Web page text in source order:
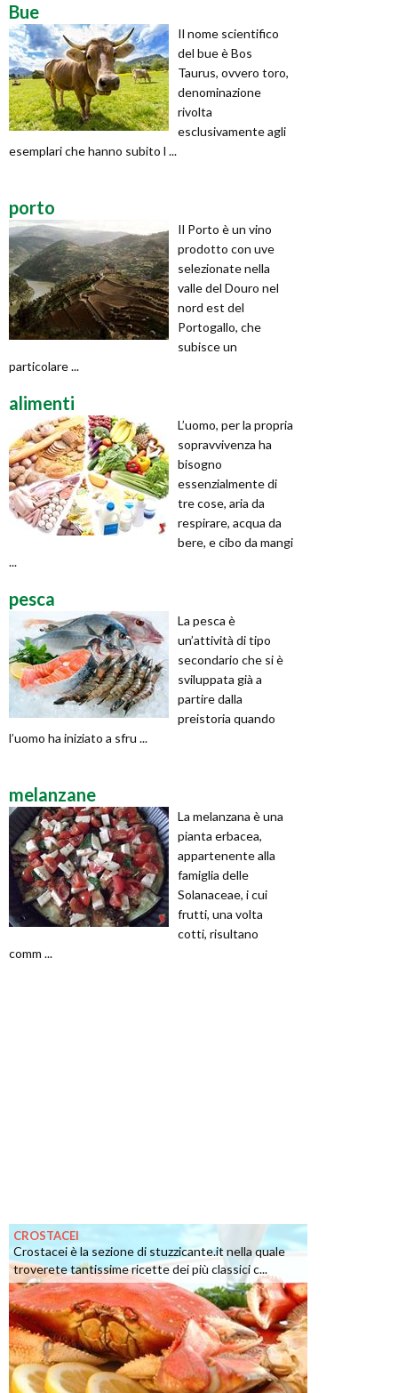
Bue
Il nome scientifico
del bue è Bos
Taurus, ovvero toro,
denominazione
rivolta
esclusivamente agli
esemplari che hanno subito l ...
porto
Il Porto è un vino
prodotto con uve
selezionate nella
valle del Douro nel
nord est del
Portogallo, che
subisce un
particolare ...
alimenti
L’uomo, per la propria
sopravvivenza ha
bisogno
essenzialmente di
tre cose, aria da
respirare, acqua da
bere, e cibo da mangi
...
pesca
La pesca è
un’attività di tipo
secondario che si è
sviluppata già a
partire dalla
preistoria quando
l’uomo ha iniziato a sfru ...
melanzane
La melanzana è una
pianta erbacea,
appartenente alla
famiglia delle
Solanaceae, i cui
frutti, una volta
cotti, risultano
comm ...
CROSTACEI
Crostacei è la sezione di stuzzicante.it nella quale
troverete tantissime ricette dei più classici c...